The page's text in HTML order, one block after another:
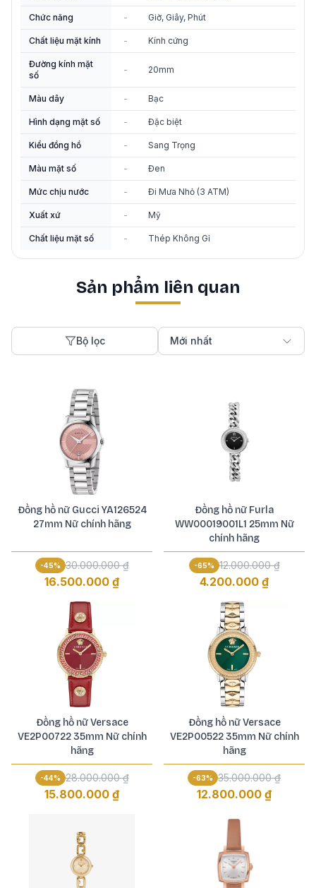
Chức năng - Giờ, Giây, Phút
Chất liệu mặt kính - Kính cứng
Đường kính mặt
số
- 20mm
Màu dây - Bạc
Hình dạng mặt số - Đặc biệt
Kiểu đồng hồ - Sang Trọng
Màu mặt số - Đen
Mức chịu nước - Đi Mưa Nhỏ (3 ATM)
Xuất xứ - Mỹ
Chất liệu mặt số - Thép Không Gỉ
Sản phẩm liên quan
Bộ lọc Mới nhất
Đồng hồ nữ Gucci YA126524
27mm Nữ chính hãng
-45% 30.000.000 ₫
16.500.000 ₫
Đồng hồ nữ Furla
WW00019001L1 25mm Nữ
chính hãng
-65% 12.000.000 ₫
4.200.000 ₫
Đồng hồ nữ Versace
VE2P00722 35mm Nữ chính
hãng
-44% 28.000.000 ₫
15.800.000 ₫
Đồng hồ nữ Versace
VE2P00522 35mm Nữ chính
hãng
-63% 35.000.000 ₫
12.800.000 ₫